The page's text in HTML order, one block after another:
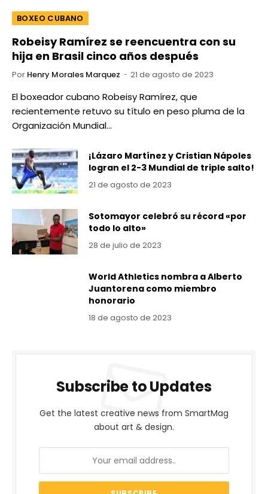
BOXEO CUBANO
Robeisy Ramírez se reencuentra con su
hija en Brasil cinco años después
Por Henry Morales Marquez 21 de agosto de 2023
El boxeador cubano Robeisy Ramírez, que
recientemente retuvo su título en peso pluma de la
Organización Mundial…
¡Lázaro Martínez y Cristian Nápoles
logran el 2-3 Mundial de triple salto!
21 de agosto de 2023
Sotomayor celebró su récord «por
todo lo alto»
28 de julio de 2023
World Athletics nombra a Alberto
Juantorena como miembro
honorario
18 de agosto de 2023
Subscribe to Updates
Get the latest creative news from SmartMag
about art & design.